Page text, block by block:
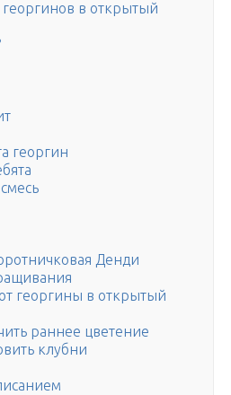
в открытый
георгин
Денди
георгины в открытый
раннее цветение
клубни